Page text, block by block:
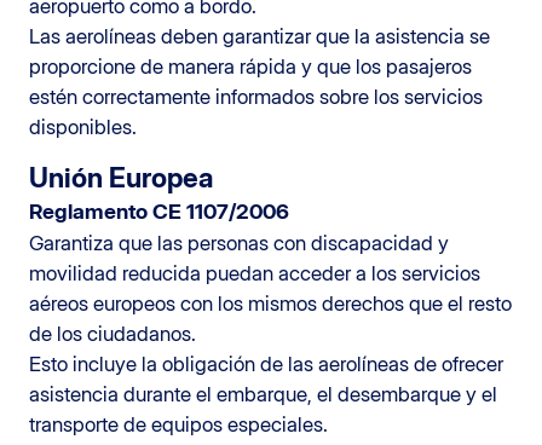
aeropuerto como a bordo.
Las aerolíneas deben garantizar que la asistencia se
proporcione de manera rápida y que los pasajeros
estén correctamente informados sobre los servicios
disponibles.
Unión Europea
Reglamento CE 1107/2006
Garantiza que las personas con discapacidad y
movilidad reducida puedan acceder a los servicios
aéreos europeos con los mismos derechos que el resto
de los ciudadanos.
Esto incluye la obligación de las aerolíneas de ofrecer
asistencia durante el embarque, el desembarque y el
transporte de equipos especiales.